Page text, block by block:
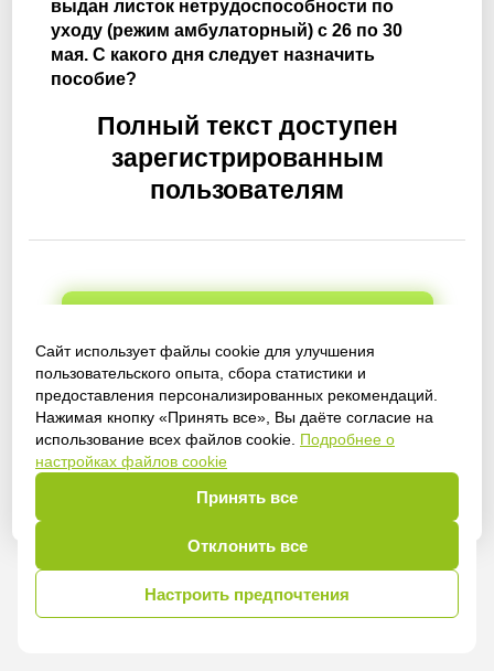
Сайт использует файлы cookie для улучшения
пользовательского опыта, сбора статистики и
предоставления персонализированных рекомендаций.
Нажимая кнопку «Принять все», Вы даёте согласие на
использование всех файлов cookie. Подробнее о
настройках файлов cookie
Принять все
Отклонить все
Настроить предпочтения
выдан листок нетрудоспособности по
уходу (режим амбулаторный) с 26 по 30
мая. С какого дня следует назначить
пособие?
Полный текст доступен
зарегистрированным
пользователям
Войти